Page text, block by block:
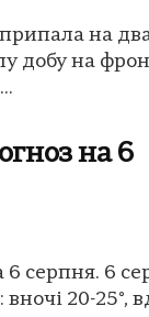
на
добу на
на 6
6 серпня. 6
20-25°,